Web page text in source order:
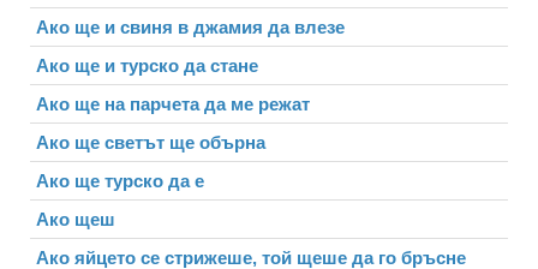
Ако ще и свиня в джамия да влезе
Ако ще и турско да стане
Ако ще на парчета да ме режат
Ако ще светът ще обърна
Ако ще турско да е
Ако щеш
Ако яйцето се стрижеше, той щеше да го бръсне